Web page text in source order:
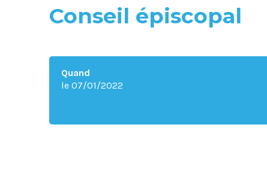
Conseil épiscopal
Quand
le 07/01/2022